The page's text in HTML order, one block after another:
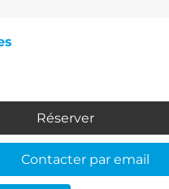
Réserver
Contacter par email